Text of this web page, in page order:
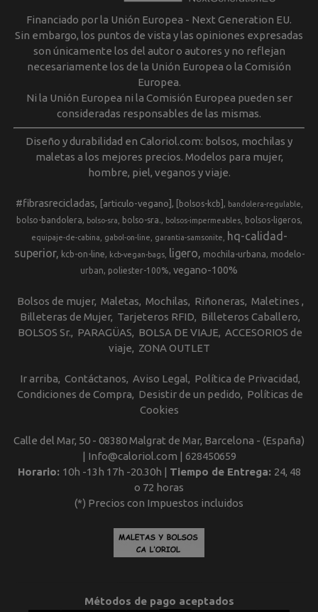
Financiado por la Unión Europea - Next Generation EU.
Sin embargo, los puntos de vista y las opiniones expresadas
son únicamente los del autor o autores y no reflejan
necesariamente los de la Unión Europea o la Comisión
Europea.
Ni la Unión Europea ni la Comisión Europea pueden ser
consideradas responsables de las mismas.
Diseño y durabilidad en Caloriol.com: bolsos, mochilas y
maletas a los mejores precios. Modelos para mujer,
hombre, piel, veganos y viaje.
#fibrasrecicladas [articulo-vegano] [bolsos-kcb] bandolera-regulable
bolso-bandolera bolso-sra bolso-sra. bolsos-impermeables bolsos-ligeros
equipaje-de-cabina gabol-on-line garantia-samsonite
hq-calidad-
superior
kcb-on-line kcb-vegan-bags ligero mochila-urbana
modelo-
urban
poliester-100% vegano-100%
Bolsos de mujer Maletas Mochilas Riñoneras Maletines
Billeteras de Mujer Tarjeteros RFID
Billeteros Caballero
BOLSOS Sr.
PARAGÜAS BOLSA DE VIAJE ACCESORIOS de
viaje
ZONA OUTLET
Ir arriba Contáctanos Aviso Legal
Política de Privacidad
Condiciones de Compra
Desistir de un pedido
Políticas de
Cookies
Calle del Mar, 50 - 08380 Malgrat de Mar, Barcelona - (España)
| Info@caloriol.com | 628450659
Horario: 10h -13h 17h -20.30h | Tiempo de Entrega: 24, 48
o 72 horas
(*) Precios con Impuestos incluidos
Métodos de pago aceptados